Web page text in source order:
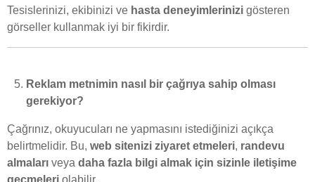
Tesislerinizi, ekibinizi ve hasta deneyimlerinizi gösteren
görseller kullanmak iyi bir fikirdir.
Reklam metnimin nasıl bir çağrıya sahip olması
gerekiyor?
Çağrınız, okuyucuları ne yapmasını istediğinizi açıkça
belirtmelidir. Bu, web sitenizi ziyaret etmeleri, randevu
almaları veya daha fazla bilgi almak için sizinle iletişime
geçmeleri olabilir.